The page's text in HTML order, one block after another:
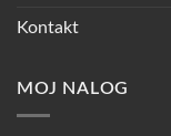
Kontakt
MOJ NALOG